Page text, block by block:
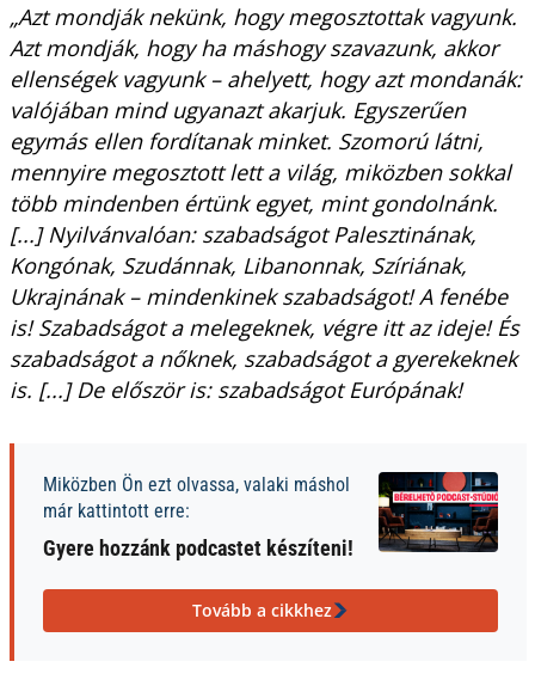
„Azt mondják nekünk, hogy megosztottak vagyunk.
Azt mondják, hogy ha máshogy szavazunk, akkor
ellenségek vagyunk – ahelyett, hogy azt mondanák:
valójában mind ugyanazt akarjuk. Egyszerűen
egymás ellen fordítanak minket. Szomorú látni,
mennyire megosztott lett a világ, miközben sokkal
több mindenben értünk egyet, mint gondolnánk.
[...] Nyilvánvalóan: szabadságot Palesztinának,
Kongónak, Szudánnak, Libanonnak, Szíriának,
Ukrajnának – mindenkinek szabadságot! A fenébe
is! Szabadságot a melegeknek, végre itt az ideje! És
szabadságot a nőknek, szabadságot a gyerekeknek
is. [...] De először is: szabadságot Európának!
Miközben Ön ezt olvassa, valaki máshol
már kattintott erre:
Gyere hozzánk podcastet készíteni!
Tovább a cikkhez